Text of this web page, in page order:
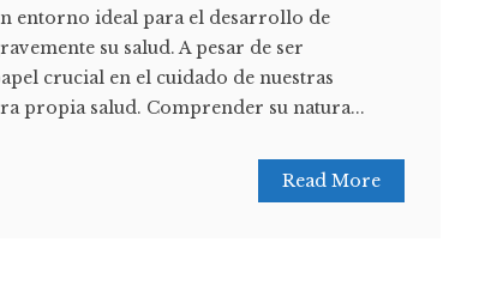
entorno ideal para el desarrollo de
su salud. A pesar de ser
crucial en el cuidado de nuestras
propia salud. Comprender su natura...
Read More